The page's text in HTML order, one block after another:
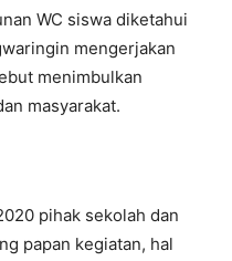
WC siswa diketahui
mengerjakan
menimbulkan
masyarakat.
pihak sekolah dan
papan kegiatan, hal